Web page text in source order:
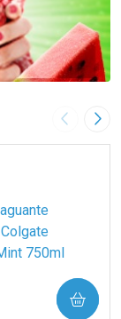
Imagem
COMPRAR